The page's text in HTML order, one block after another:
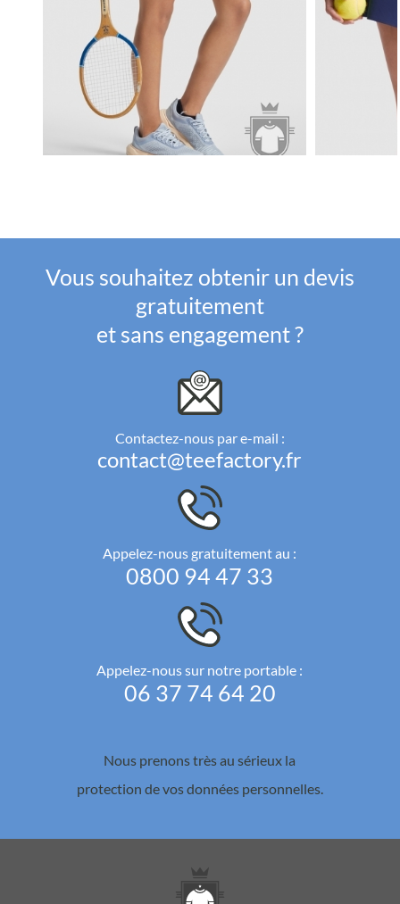
Vous souhaitez obtenir un devis
gratuitement
et sans engagement ?
Contactez-nous par e-mail :
contact@teefactory.fr
Appelez-nous gratuitement au :
0800 94 47 33
Appelez-nous sur notre portable :
06 37 74 64 20
Nous prenons très au sérieux la
protection de vos données personnelles.